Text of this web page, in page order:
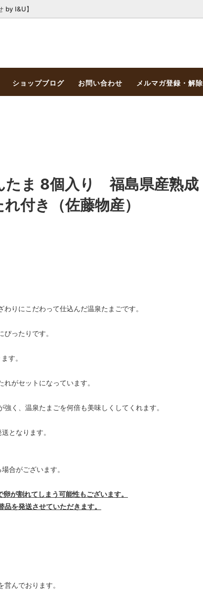
by I&U】
ショップブログ お問い合わせ メルマガ登録・解除
ま 8個入り 福島県産熟成
付き（佐藤物産）
りにこだわって仕込んだ温泉たまごです。
ったりです。
す。
がセットになっています。
く、温泉たまごを何倍も美味しくしてくれます。
となります。
合がございます。
が割れてしまう可能性もございます。
を発送させていただきます。
んでおります。